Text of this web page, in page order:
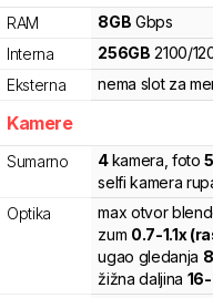
RAM 8GB Gbps
Interna
256GB 2100/
Eksterna
nema slot za
Kamere
Sumarno 4kamera foto
selfi kamera
Optika
max otvor
zum 0.7-1.1x
ugao gledanja
žižna daljina 16-